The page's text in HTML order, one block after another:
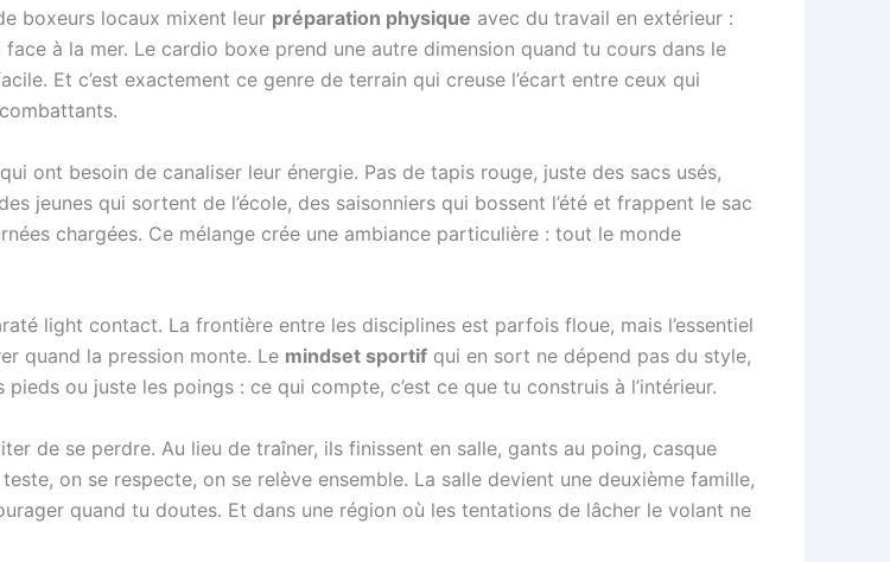
boxeurs locaux mixent leur préparation physique avec du travail en extérieur :
à la mer. Le cardio boxe prend une autre dimension quand tu cours dans le
Et c’est exactement ce genre de terrain qui creuse l’écart entre ceux qui
ont besoin de canaliser leur énergie. Pas de tapis rouge, juste des sacs usés,
jeunes qui sortent de l’école, des saisonniers qui bossent l’été et frappent le sac
chargées. Ce mélange crée une ambiance particulière : tout le monde
light contact. La frontière entre les disciplines est parfois floue, mais l’essentiel
quand la pression monte. Le mindset sportif qui en sort ne dépend pas du style,
ou juste les poings : ce qui compte, c’est ce que tu construis à l’intérieur.
de se perdre. Au lieu de traîner, ils finissent en salle, gants au poing, casque
on se respecte, on se relève ensemble. La salle devient une deuxième famille,
quand tu doutes. Et dans une région où les tentations de lâcher le volant ne